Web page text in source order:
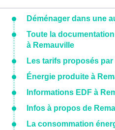
Déménager dans une
Toute la
à Remauville
Les tarifs proposés par
Énergie produite à
Informations EDF à
Infos à propos de
La consommation